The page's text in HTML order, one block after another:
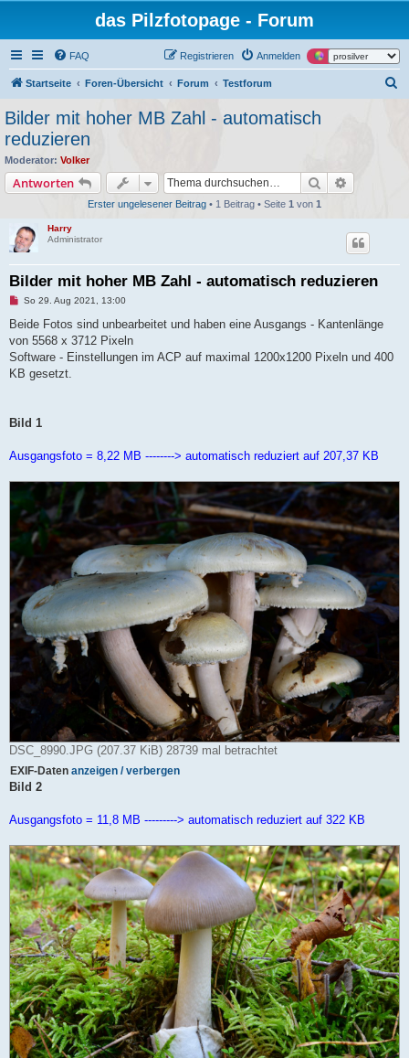
das Pilzfotopage - Forum
FAQ Anmelden
Registrieren
Startseite Foren-Übersicht Forum Testforum
Bilder mit hoher MB Zahl - automatisch
reduzieren
Moderator: Volker
Antworten Suche
Erster ungelesener Beitrag • 1 Beitrag • Seite 1 von 1
Harry
Administrator
Bilder mit hoher MB Zahl - automatisch reduzieren
U
g
l
e
e
B
t
g
So 29. Aug 2021, 13:00
Beide Fotos sind unbearbeitet und haben eine Ausgangs - Kantenlänge
von 5568 x 3712 Pixeln
Software - Einstellungen im ACP auf maximal 1200x1200 Pixeln und 400
KB gesetzt.
Bild 1
Ausgangsfoto = 8,22 MB --------> automatisch reduziert auf 207,37 KB
DSC_8990.JPG (207.37 KiB) 28739 mal betrachtet
EXIF-Daten anzeigen / verbergen
Bild 2
Ausgangsfoto = 11,8 MB ---------> automatisch reduziert auf 322 KB